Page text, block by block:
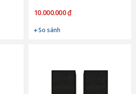
10.000.000 ₫
So sánh